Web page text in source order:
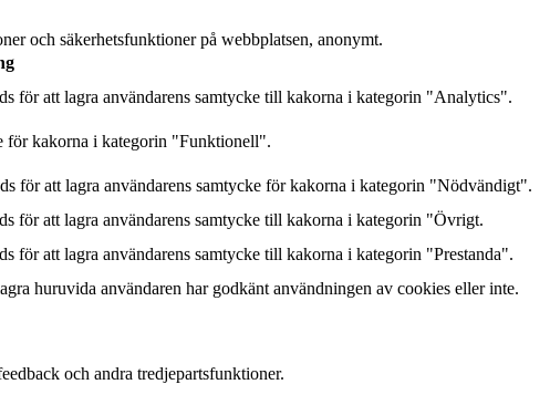
och säkerhetsfunktioner på webbplatsen, anonymt.
för att lagra användarens samtycke till kakorna i kategorin "Analytics".
för kakorna i kategorin "Funktionell".
för att lagra användarens samtycke för kakorna i kategorin "Nödvändigt".
för att lagra användarens samtycke till kakorna i kategorin "Övrigt.
för att lagra användarens samtycke till kakorna i kategorin "Prestanda".
huruvida användaren har godkänt användningen av cookies eller inte.
och andra tredjepartsfunktioner.